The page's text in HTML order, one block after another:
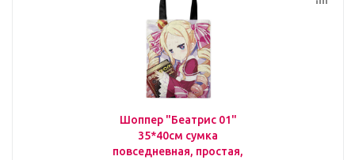
Шоппер "Беатрис 01"
35*40см сумка
повседневная, простая,